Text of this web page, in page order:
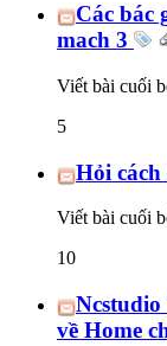
Các bác
mach 3
Viết bài cuối
5
Hỏi
Viết bài cuối
10
Ncstudio
về Home